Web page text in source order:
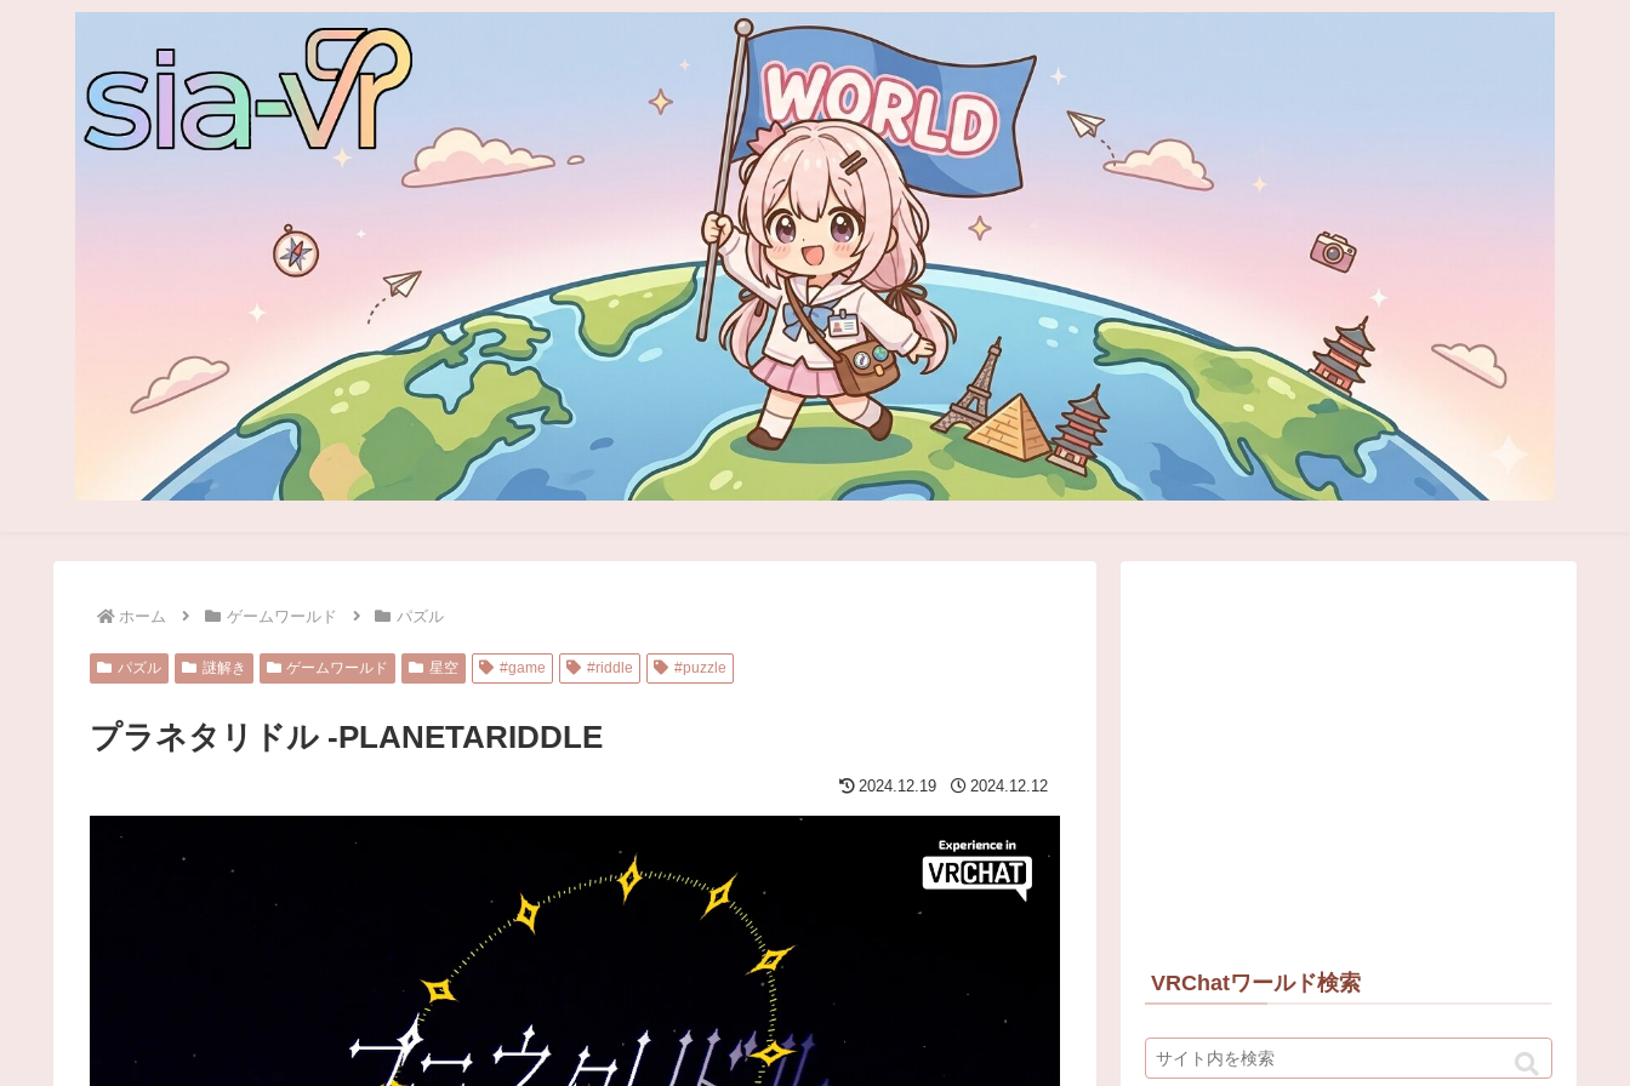
ホーム ゲームワールド パズル
パズル 謎解き ゲームワールド 星空 #game #riddle #puzzle
プラネタリドル -PLANETARIDDLE
2024.12.19 2024.12.12
VRChatワールド検索